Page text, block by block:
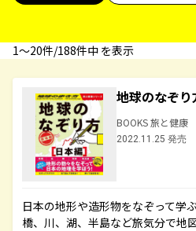
1〜20件/188件中 を表示
地球のなぞ
BOOKS 旅と健康
2022.11.25 発売
日本の地形や造形物をなぞって学
橋、川、湖、半島など旅気分で地